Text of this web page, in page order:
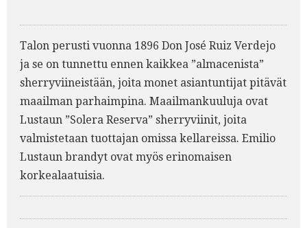
Talon perusti vuonna 1896 Don José Ruiz Verdejo
ja se on tunnettu ennen kaikkea ”almacenista”
sherryviineistään, joita monet asiantuntijat pitävät
maailman parhaimpina. Maailmankuuluja ovat
Lustaun ”Solera Reserva” sherryviinit, joita
valmistetaan tuottajan omissa kellareissa. Emilio
Lustaun brandyt ovat myös erinomaisen
korkealaatuisia.